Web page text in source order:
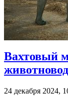
Вахтовый
24 декабря 2024,